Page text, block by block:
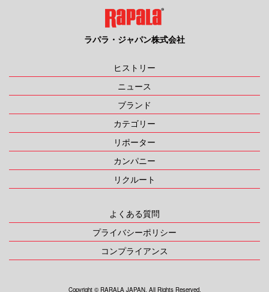
ラパラ・ジャパン株式会社
ヒストリー
ニュース
ブランド
カテゴリー
リポーター
カンパニー
リクルート
よくある質問
プライバシーポリシー
コンプライアンス
Copyright ©︎ RARALA JAPAN. All Rights Reserved.